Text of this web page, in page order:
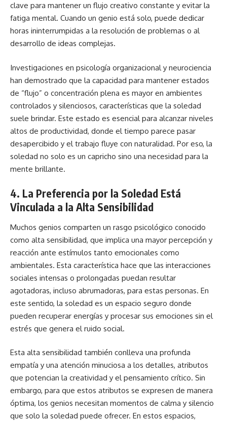
clave para mantener un flujo creativo constante y evitar la
fatiga mental. Cuando un genio está solo, puede dedicar
horas ininterrumpidas a la resolución de problemas o al
desarrollo de ideas complejas.
Investigaciones en psicología organizacional y neurociencia
han demostrado que la capacidad para mantener estados
de “flujo” o concentración plena es mayor en ambientes
controlados y silenciosos, características que la soledad
suele brindar. Este estado es esencial para alcanzar niveles
altos de productividad, donde el tiempo parece pasar
desapercibido y el trabajo fluye con naturalidad. Por eso, la
soledad no solo es un capricho sino una necesidad para la
mente brillante.
4. La Preferencia por la Soledad Está
Vinculada a la Alta Sensibilidad
Muchos genios comparten un rasgo psicológico conocido
como alta sensibilidad, que implica una mayor percepción y
reacción ante estímulos tanto emocionales como
ambientales. Esta característica hace que las interacciones
sociales intensas o prolongadas puedan resultar
agotadoras, incluso abrumadoras, para estas personas. En
este sentido, la soledad es un espacio seguro donde
pueden recuperar energías y procesar sus emociones sin el
estrés que genera el ruido social.
Esta alta sensibilidad también conlleva una profunda
empatía y una atención minuciosa a los detalles, atributos
que potencian la creatividad y el pensamiento crítico. Sin
embargo, para que estos atributos se expresen de manera
óptima, los genios necesitan momentos de calma y silencio
que solo la soledad puede ofrecer. En estos espacios,